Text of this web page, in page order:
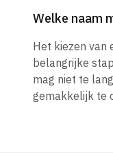
Welke naam
Het kiezen van
belangrijke
mag niet te
gemakkelijk te